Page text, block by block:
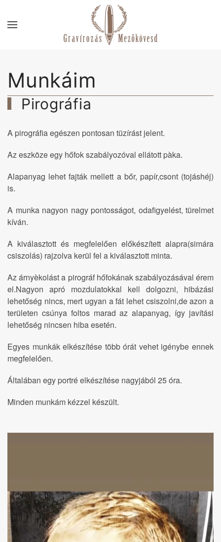
Skip to main content
Munkáim
Pirográfia
A pirográfia egészen pontosan tüzírást jelent.
Az eszköze egy hőfok szabályozóval ellátott pàka.
Alapanyag lehet fajták mellett a bőr, papír,csont (tojáshéj)
is.
A munka nagyon nagy pontosságot, odafigyelést, türelmet
kíván.
A kiválasztott és megfelelően előkészített alapra(simára
csiszolás) rajzolva kerül fel a kiválasztott minta.
Az árnyèkolást a pirográf hőfokának szabályozásával érem
el.Nagyon apró mozdulatokkal kell dolgozni, hibázási
lehetőség nincs, mert ugyan a fát lehet csiszolni,de azon a
területen csúnya foltos marad az alapanyag, így javítási
lehetőség nincsen hiba esetén.
Egyes munkák elkészítése több órát vehet igénybe ennek
megfelelően.
Általában egy portré elkészítése nagyjából 25 óra.
Minden munkám kézzel készült.